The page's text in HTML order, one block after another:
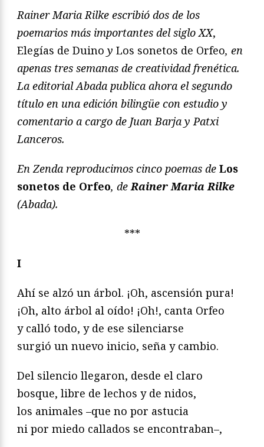
Rainer Maria Rilke escribió dos de los
poemarios más importantes del siglo XX,
Elegías de Duino y Los sonetos de Orfeo, en
apenas tres semanas de creatividad frenética.
La editorial Abada publica ahora el segundo
título en una edición bilingüe con estudio y
comentario a cargo de Juan Barja y Patxi
Lanceros.
En Zenda reproducimos cinco poemas de Los
sonetos de Orfeo, deRainer Maria Rilke
(Abada).
***
I
Ahí se alzó un árbol. ¡Oh, ascensión pura!
¡Oh, alto árbol al oído! ¡Oh!, canta Orfeo
y calló todo, y de ese silenciarse
surgió un nuevo inicio, seña y cambio.
Del silencio llegaron, desde el claro
bosque, libre de lechos y de nidos,
los animales –que no por astucia
ni por miedo callados se encontraban–,